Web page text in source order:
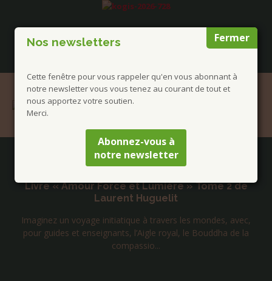
Fermer
Nos newsletters
Cette fenêtre pour vous rappeler qu'en vous abonnant à
notre newsletter vous vous tenez au courant de tout et
nous apportez votre soutien.
Merci.
Abonnez-vous à
notre newsletter
Publications à la Une !
Livre « Amour Force et Lumière » Tome 2 de
Laurent Huguelit
Imaginez un voyage initiatique à travers les mondes, avec,
pour guides et enseignants, l’Aigle royal, le Bouddha de la
compassio...